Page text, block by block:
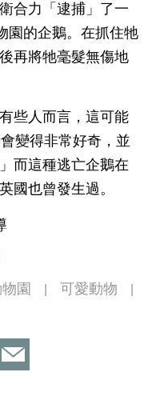
合力「逮捕」了一
園的企鵝。在抓住牠
再將牠毫髮無傷地
些人而言，這可能
變得非常好奇，並
而這種逃亡企鵝在
國也曾發生過。
園 可愛動物